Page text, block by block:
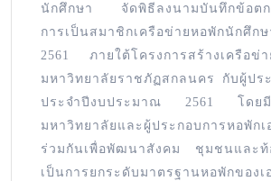
นักศึกษา จัดพิธีลงนามบันทึกข้อตก
การเป็นสมาชิกเครือข่ายหอพักนัก
2561 ภายใต้โครงการสร้างเครือข่
มหาวิทยาลัยราชภัฏสกลนคร กับผู้ปร
ประจำปีงบประมาณ 2561 โดยมี
มหาวิทยาลัยและผู้ประกอบการหอพักเ
ร่วมกันเพื่อพัฒนาสังคม ชุมชนและท้
เป็นการยกระดับมาตรฐานหอพักของเ